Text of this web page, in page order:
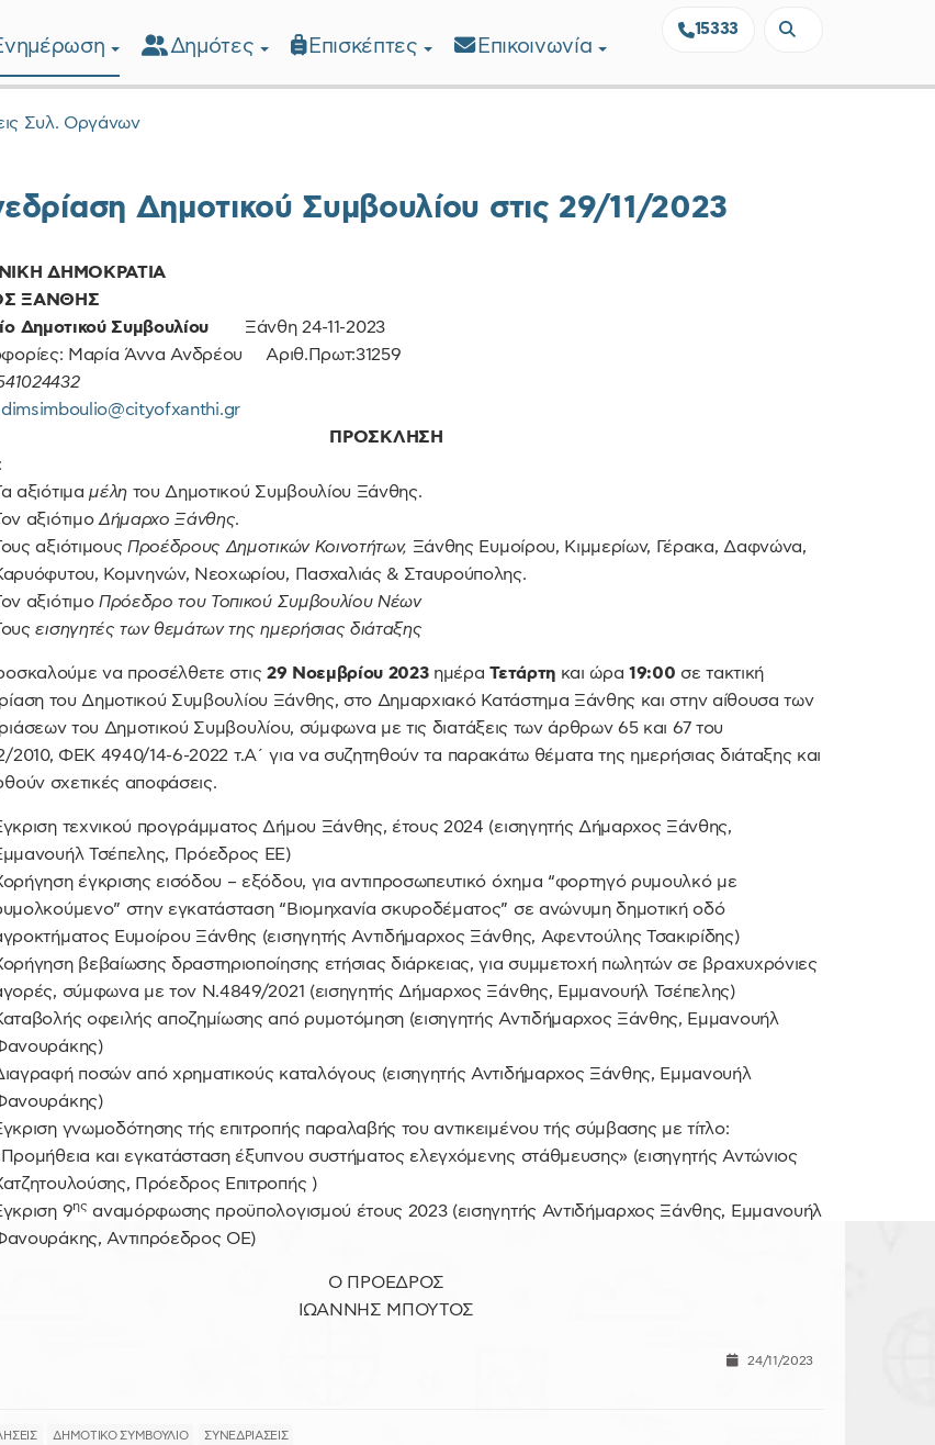
15333
Δημότες Επισκέπτες Επικοινωνία
Συλ. Οργάνων
Δημοτικού Συμβουλίου στις 29/11/2023
ΔΗΜΟΚΡΑΤΙΑ
ΞΑΝΘΗΣ
Δημοτικού Συμβουλίου Ξάνθη 24-11-2023
Μαρία Άννα Ανδρέου Αριθ.Πρωτ:31259
dimsimboulio@cityofxanthi.gr
ΠΡΟΣΚΛΗΣΗ
αξιότιμαμέλητου Δημοτικού Συμβουλίου Ξάνθης.
αξιότιμο Δήμαρχο Ξάνθης.
αξιότιμους Προέδρους Δημοτικών Κοινοτήτων, Ξάνθης Ευμοίρου, Κιμμερίων, Γέρακα, Δαφνώνα,
Κομνηνών, Νεοχωρίου, Πασχαλιάς & Σταυρούπολης.
αξιότιμο Πρόεδρο του Τοπικού Συμβουλίου Νέων
εισηγητές των θεμάτων της ημερήσιας διάταξης
να προσέλθετε στις 29 Νοεμβρίου 2023ημέραΤετάρτη και ώρα19:00 σε τακτική
του Δημοτικού Συμβουλίου Ξάνθης, στο Δημαρχιακό Κατάστημα Ξάνθης και στην αίθουσα των
του Δημοτικού Συμβουλίου, σύμφωνα με τις διατάξεις των άρθρων 65 και 67 του
2010, ΦΕΚ 4940/14-6-2022 τ.Α΄ για να συζητηθούν τα παρακάτω θέματα της ημερήσιας διάταξης και
σχετικές αποφάσεις.
τεχνικού προγράμματος Δήμου Ξάνθης, έτους 2024 (εισηγητής Δήμαρχος Ξάνθης,
Τσέπελης, Πρόεδρος ΕΕ)
έγκρισης εισόδου – εξόδου, για αντιπροσωπευτικό όχημα “φορτηγό ρυμουλκό με
στην εγκατάσταση “Βιομηχανία σκυροδέματος” σε ανώνυμη δημοτική οδό
Ευμοίρου Ξάνθης (εισηγητής Αντιδήμαρχος Ξάνθης, Αφεντούλης Τσακιρίδης)
βεβαίωσης δραστηριοποίησης ετήσιας διάρκειας, για συμμετοχή πωλητών σε βραχυχρόνιες
σύμφωνα με τον Ν.4849/2021 (εισηγητής Δήμαρχος Ξάνθης, Εμμανουήλ Τσέπελης)
οφειλής αποζημίωσης από ρυμοτόμηση (εισηγητής Αντιδήμαρχος Ξάνθης, Εμμανουήλ
ποσών από χρηματικούς καταλόγους (εισηγητής Αντιδήμαρχος Ξάνθης, Εμμανουήλ
γνωμοδότησης τής επιτροπής παραλαβής του αντικειμένου τής σύμβασης με τίτλο:
και εγκατάσταση έξυπνου συστήματος ελεγχόμενης στάθμευσης» (εισηγητής Αντώνιος
Πρόεδρος Επιτροπής )
9ης αναμόρφωσης προϋπολογισμού έτους 2023 (εισηγητής Αντιδήμαρχος Ξάνθης, Εμμανουήλ
Αντιπρόεδρος ΟΕ)
Ο ΠΡΟΕΔΡΟΣ
ΙΩΑΝΝΗΣ ΜΠΟΥΤΟΣ
24/11/2023
ΔΗΜΟΤΙΚΟ ΣΥΜΒΟΥΛΙΟ ΣΥΝΕΔΡΙΑΣΕΙΣ